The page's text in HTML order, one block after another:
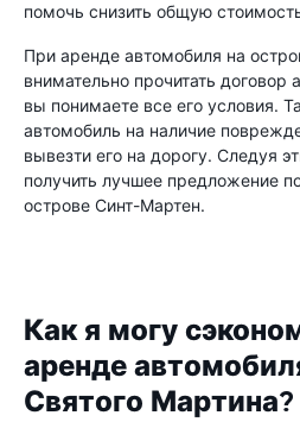
помочь снизить общую
При аренде автомобиля на
внимательно прочитать договор
вы понимаете все его условия.
автомобиль на наличие
вывезти его на дорогу. Следуя
получить лучшее предложение
острове Синт-Мартен.
Как я могу
аренде
Святого Мартина?